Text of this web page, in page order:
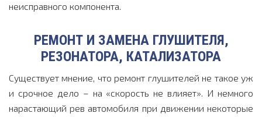
неисправного компонента.
РЕМОНТ И ЗАМЕНА ГЛУШИТЕЛЯ,
РЕЗОНАТОРА, КАТАЛИЗАТОРА
Существует мнение, что ремонт глушителей не такое уж
и срочное дело – на «скорость не влияет». И немного
нарастающий рев автомобиля при движении некоторые